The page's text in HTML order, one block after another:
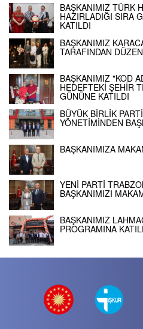
BAŞKANIMIZ TÜRK
HAZIRLADIĞI SIRA
KATILDI
BAŞKANIMIZ
TARAFINDAN
BAŞKANIMIZ "KOD
HEDEFTEKİ ŞEHİR
GÜNÜNE KATILDI
BÜYÜK BİRLİK
YÖNETİMİNDEN
BAŞKANIMIZA
YENİ PARTİ
BAŞKANIMIZI
BAŞKANIMIZ
PROGRAMINA